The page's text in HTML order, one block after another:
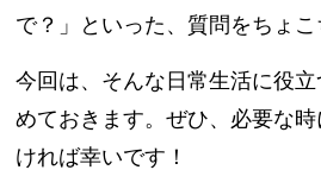
で？」といった、質問をちょこ
今回は、そんな日常生活に役
めておきます。ぜひ、必要な
ければ幸いです！